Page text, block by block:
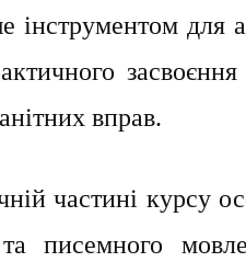
інструментом для
засвоєння
вправ.
курсу
писемного